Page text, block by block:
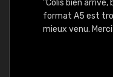
"Colis bien arrivé,
format A5 est
mieux venu.